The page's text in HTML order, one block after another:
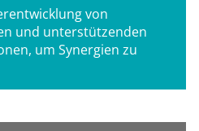
von
und unterstützenden
um Synergien zu